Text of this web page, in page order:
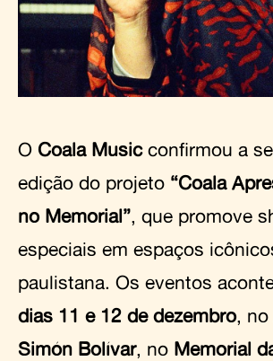
O Coala Musicconfirmou a
edição do projeto “Coala
no Memorial”, que promove
especiais em espaços
paulistana. Os eventos
dias 11 e 12 de dezembro, no
Simón Bolívar, no Memorial